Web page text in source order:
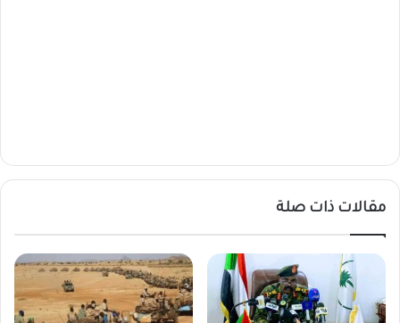
مقالات ذات صلة